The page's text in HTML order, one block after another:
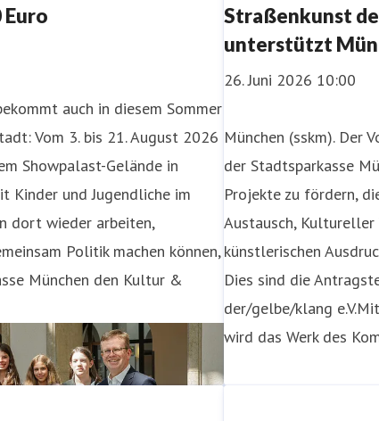
auch in diesem Sommer
Vom 3. bis 21. August 2026
Showpalast-Gelände in
Kinder und Jugendliche im
dort wieder arbeiten,
Politik machen können,
München den Kultur &
Straßenkunst
unterstützt
26. Juni 2026 10:00
München (sskm). Der
der Stadtsparkasse
Projekte zu fördern,
Austausch, Kultureller
künstlerischen
Dies sind die
der/gelbe/klang
wird das Werk des